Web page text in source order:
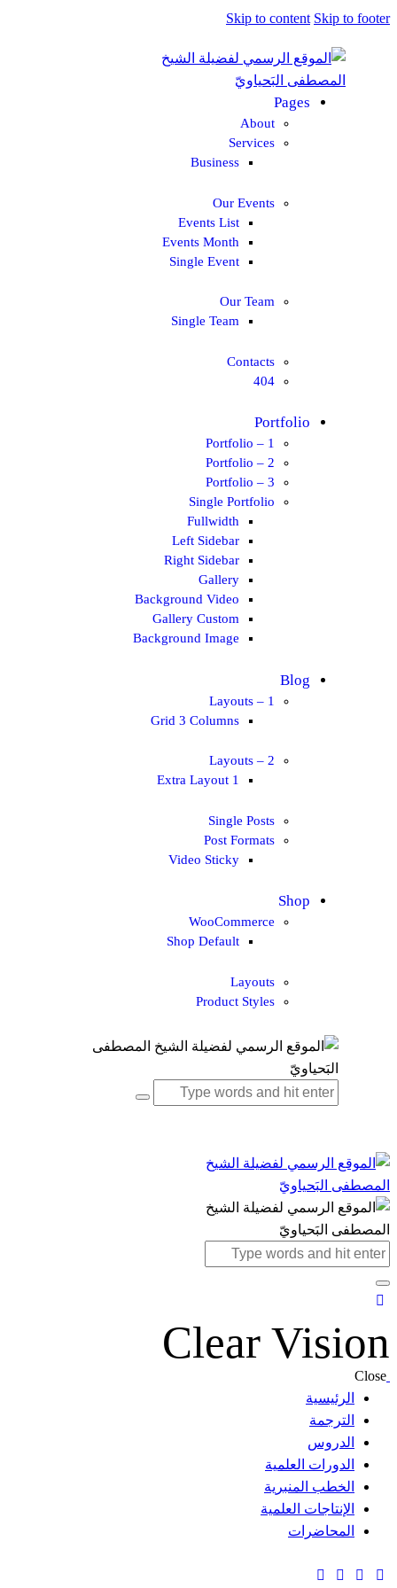
Skip to content Skip to footer
Pages
About
Services
Business
Our Events
Events List
Events Month
Single Event
Our Team
Single Team
Contacts
404
Portfolio
Portfolio – 1
Portfolio – 2
Portfolio – 3
Single Portfolio
Fullwidth
Left Sidebar
Right Sidebar
Gallery
Background Video
Gallery Custom
Background Image
Blog
Layouts – 1
Grid 3 Columns
Layouts – 2
Extra Layout 1
Single Posts
Post Formats
Video Sticky
Shop
WooCommerce
Shop Default
Layouts
Product Styles
Clear Vision
Close
الرئيسية
الترجمة
الدروس
الدورات العلمية
الخطب المنبرية
الإنتاجات العلمية
المحاضرات